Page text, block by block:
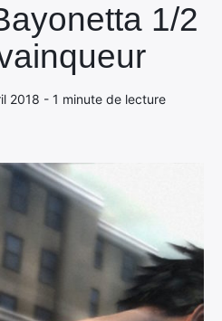
1/2
2018 - 1 minute de lecture